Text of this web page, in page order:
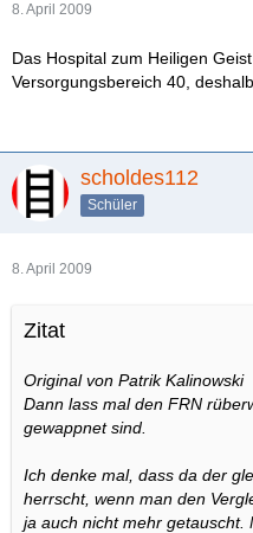
8. April 2009
Das Hospital zum Heiligen
Versorgungsbereich 40,
scholdes112
Schüler
8. April 2009
Zitat
Original von Patrik Kalinowski
Dann lass mal den FRN
gewappnet sind.
Ich denke mal, dass da der
herrscht, wenn man den
ja auch nicht mehr getauscht.